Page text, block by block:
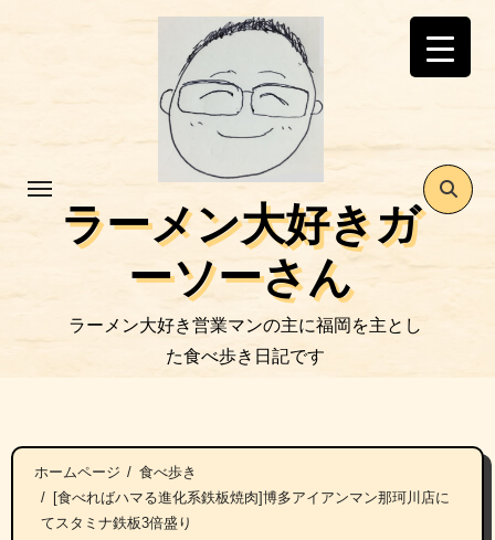
ラーメン大好きガ
ーソーさん
ラーメン大好き営業マンの主に福岡を主とし
た食べ歩き日記です
ホームページ
食べ歩き
[食べればハマる進化系鉄板焼肉]博多アイアンマン那珂川店に
てスタミナ鉄板3倍盛り